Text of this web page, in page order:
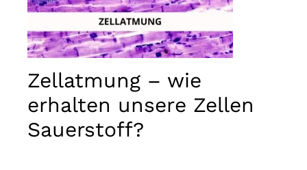
Zellatmung – wie
erhalten unsere Zellen
Sauerstoff?
Ihres Besuchs
Website
teilen,
erhöhen Sie
die Chance,
personalisierte
Inhalte und
Angebote zu